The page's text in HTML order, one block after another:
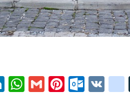
Li W G
Pi O V